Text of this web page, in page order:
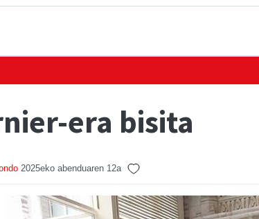
era bisita
2025eko abenduaren 12a